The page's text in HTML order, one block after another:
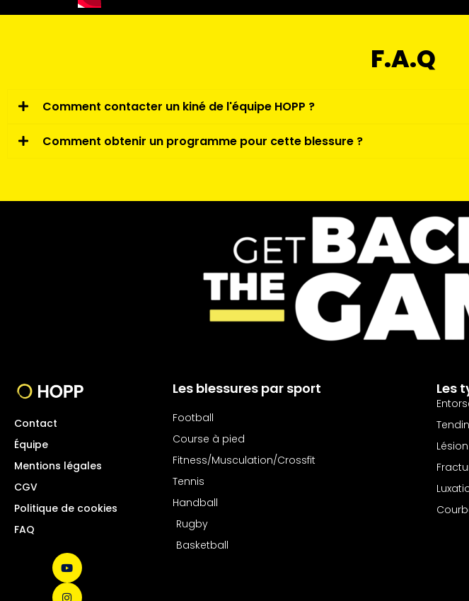
F.A.Q
Comment contacter un kiné de l'équipe HOPP ?
Comment obtenir un programme pour cette blessure ?
Contact
Équipe
Mentions légales
CGV
Politique de cookies
FAQ
Les blessures par sport
Football
Course à pied
Fitness/Musculation/Crossfit
Tennis
Handball
Rugby
Basketball
Les